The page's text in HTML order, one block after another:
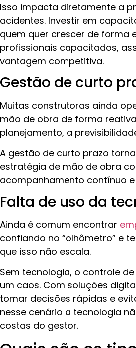
Isso impacta diretamente a
acidentes. Investir em
quem quer crescer de forma
profissionais capacitados,
vantagem competitiva.
Gestão de curto
Muitas construtoras ainda
mão de obra de forma
planejamento, a
A gestão de curto prazo
estratégia de mão de obra
acompanhamento contínuo
Falta de uso da
Ainda é comum encontrar
confiando no “olhômetro” e
que isso não escala.
Sem tecnologia, o controle
um caos. Com soluções
tomar decisões rápidas e
nesse cenário a tecnologia
costas do gestor.